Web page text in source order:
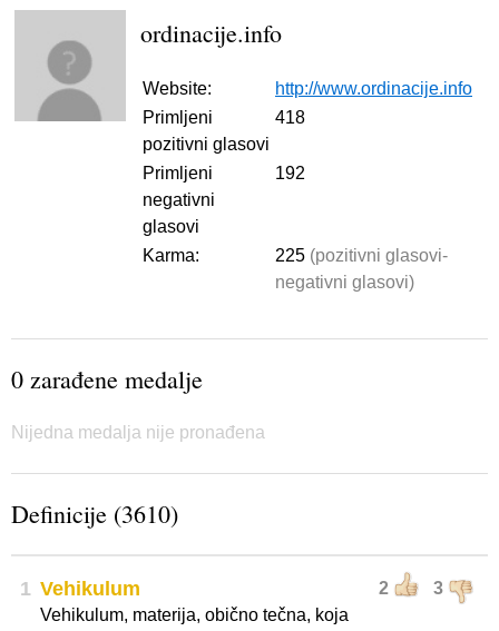
ordinacije.info
Website:
http://www.ordinacije.info
Primljeni
pozitivni glasovi
418
Primljeni
negativni
glasovi
192
Karma: 225 (pozitivni glasovi-
negativni glasovi)
0 zarađene medalje
Nijedna medalja nije pronađena
Definicije (3610)
1 2 3
Vehikulum
Vehikulum, materija, obično tečna, koja